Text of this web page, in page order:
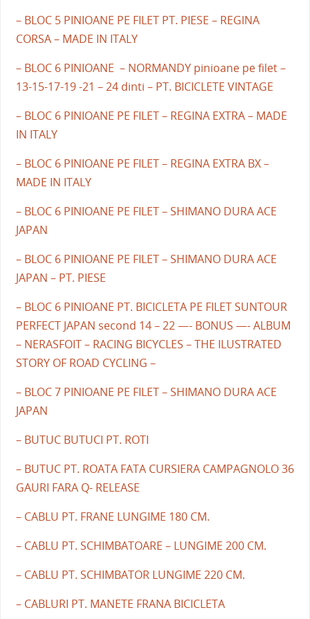
– BLOC 5 PINIOANE PE FILET PT. PIESE – REGINA
CORSA – MADE IN ITALY
– BLOC 6 PINIOANE – NORMANDY pinioane pe filet –
13-15-17-19 -21 – 24 dinti – PT. BICICLETE VINTAGE
– BLOC 6 PINIOANE PE FILET – REGINA EXTRA – MADE
IN ITALY
– BLOC 6 PINIOANE PE FILET – REGINA EXTRA BX –
MADE IN ITALY
– BLOC 6 PINIOANE PE FILET – SHIMANO DURA ACE
JAPAN
– BLOC 6 PINIOANE PE FILET – SHIMANO DURA ACE
JAPAN – PT. PIESE
– BLOC 6 PINIOANE PT. BICICLETA PE FILET SUNTOUR
PERFECT JAPAN second 14 – 22 —- BONUS —- ALBUM
– NERASFOIT – RACING BICYCLES – THE ILUSTRATED
STORY OF ROAD CYCLING –
– BLOC 7 PINIOANE PE FILET – SHIMANO DURA ACE
JAPAN
– BUTUC BUTUCI PT. ROTI
– BUTUC PT. ROATA FATA CURSIERA CAMPAGNOLO 36
GAURI FARA Q- RELEASE
– CABLU PT. FRANE LUNGIME 180 CM.
– CABLU PT. SCHIMBATOARE – LUNGIME 200 CM.
– CABLU PT. SCHIMBATOR LUNGIME 220 CM.
– CABLURI PT. MANETE FRANA BICICLETA